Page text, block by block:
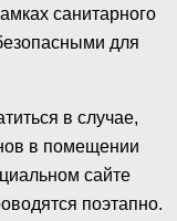
санитарного
для
в случае,
в помещении
сайте
поэтапно.